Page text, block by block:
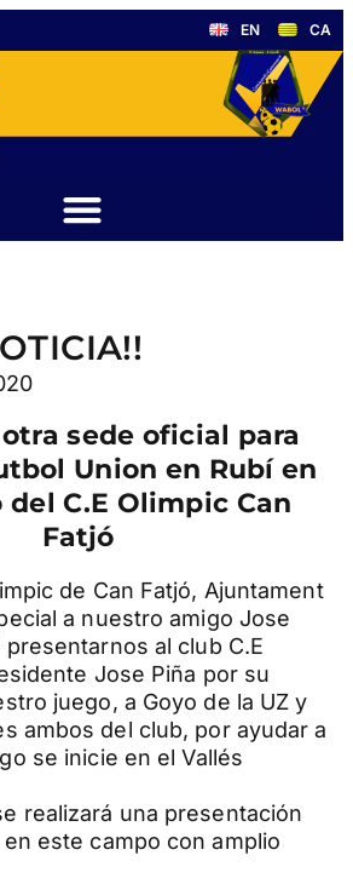
EN CA
sede oficial para
Union en Rubí en
C.E Olimpic Can
Fatjó
de Can Fatjó, Ajuntament
a nuestro amigo Jose
al club C.E
Jose Piña por su
juego, a Goyo de la UZ y
ambos del club, por ayudar a
se inicie en el Vallés
realizará una presentación
este campo con amplio